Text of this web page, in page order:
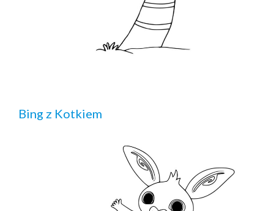
Bing z Kotkiem